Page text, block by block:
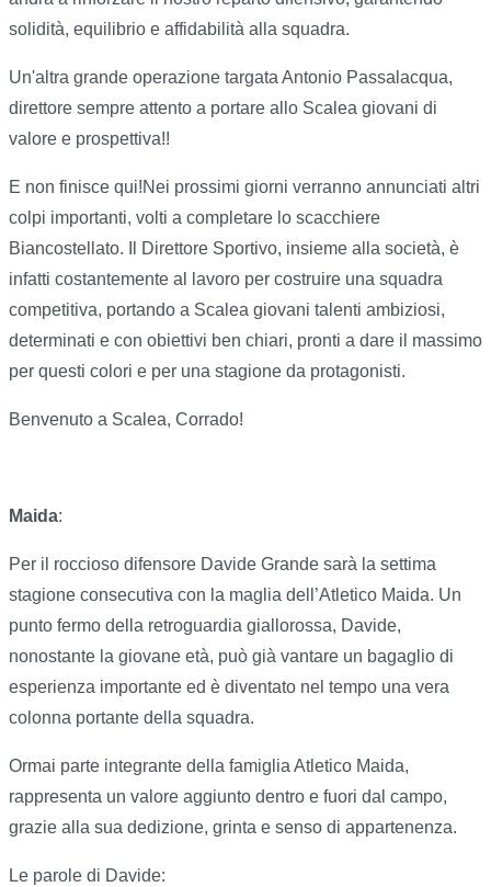
solidità, equilibrio e affidabilità alla squadra.
Un'altra grande operazione targata Antonio Passalacqua,
direttore sempre attento a portare allo Scalea giovani di
valore e prospettiva!!
E non finisce qui!Nei prossimi giorni verranno annunciati altri
colpi importanti, volti a completare lo scacchiere
Biancostellato. Il Direttore Sportivo, insieme alla società, è
infatti costantemente al lavoro per costruire una squadra
competitiva, portando a Scalea giovani talenti ambiziosi,
determinati e con obiettivi ben chiari, pronti a dare il massimo
per questi colori e per una stagione da protagonisti.
Benvenuto a Scalea, Corrado!
Maida:
Per il roccioso difensore Davide Grande sarà la settima
stagione consecutiva con la maglia dell’Atletico Maida. Un
punto fermo della retroguardia giallorossa, Davide,
nonostante la giovane età, può già vantare un bagaglio di
esperienza importante ed è diventato nel tempo una vera
colonna portante della squadra.
Ormai parte integrante della famiglia Atletico Maida,
rappresenta un valore aggiunto dentro e fuori dal campo,
grazie alla sua dedizione, grinta e senso di appartenenza.
Le parole di Davide: